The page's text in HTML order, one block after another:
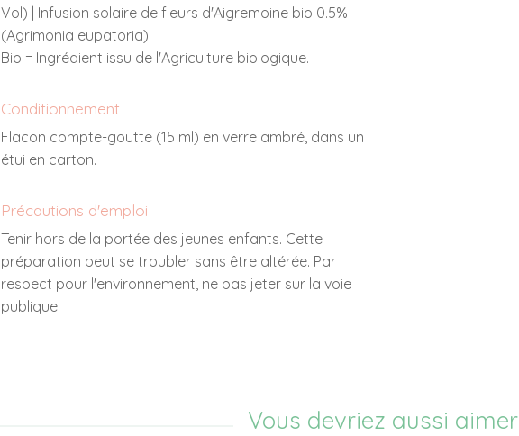
Vol) | Infusion solaire de fleurs d'Aigremoine bio 0.5%
(Agrimonia eupatoria).
Bio = Ingrédient issu de l'Agriculture biologique.
Conditionnement
Flacon compte-goutte (15 ml) en verre ambré, dans un
étui en carton.
Précautions d'emploi
Tenir hors de la portée des jeunes enfants. Cette
préparation peut se troubler sans être altérée. Par
respect pour l'environnement, ne pas jeter sur la voie
publique.
Vous devriez aussi aimer